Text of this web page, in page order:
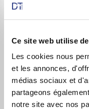
Ce site web utilise
Les cookies nous
et les annonces,
médias sociaux et
partageons
notre site avec nos
d’immobiliser ses
période le prix du
prix initialement
L’investisseur a
n’étant largement
dustaking de 16%